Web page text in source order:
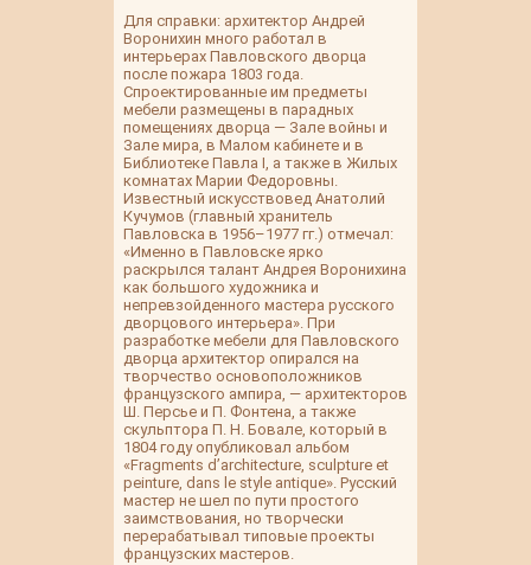
Для справки: архитектор Андрей
Воронихин много работал в
интерьерах Павловского дворца
после пожара 1803 года.
Спроектированные им предметы
мебели размещены в парадных
помещениях дворца — Зале войны и
Зале мира, в Малом кабинете и в
Библиотеке Павла I, а также в Жилых
комнатах Марии Федоровны.
Известный искусствовед Анатолий
Кучумов (главный хранитель
Павловска в 1956–1977 гг.) отмечал:
«Именно в Павловске ярко
раскрылся талант Андрея Воронихина
как большого художника и
непревзойденного мастера русского
дворцового интерьера». При
разработке мебели для Павловского
дворца архитектор опирался на
творчество основоположников
французского ампира, — архитекторов
Ш. Персье и П. Фонтена, а также
скульптора П. Н. Бовале, который в
1804 году опубликовал альбом
«Fragments d’architecture, sculpture et
peinture, dans le style antique». Русский
мастер не шел по пути простого
заимствования, но творчески
перерабатывал типовые проекты
французских мастеров.